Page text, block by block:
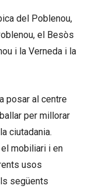
del Poblenou,
el Besòs
i la Verneda i la
posar al centre
per millorar
ciutadania.
mobiliari i en
usos
següents